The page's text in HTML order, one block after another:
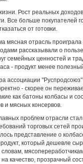
Рост реальных
Все больше покупателей
от готовки.
отрасль
рассказывали о
семейных ценностей и
- продукт менее
ассоциации
- скорее он
как батоны колбасы и
и мясных консервов.
проблем отрасли
торговых сетей
представление о
который дешевле
качество, прозрачный